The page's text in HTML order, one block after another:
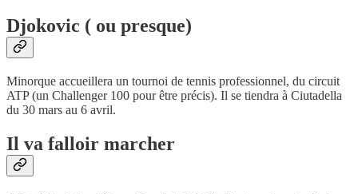
Djokovic ( ou presque)
Minorque accueillera un tournoi de tennis professionnel, du circuit
ATP (un Challenger 100 pour être précis). Il se tiendra à Ciutadella
du 30 mars au 6 avril.
Il va falloir marcher